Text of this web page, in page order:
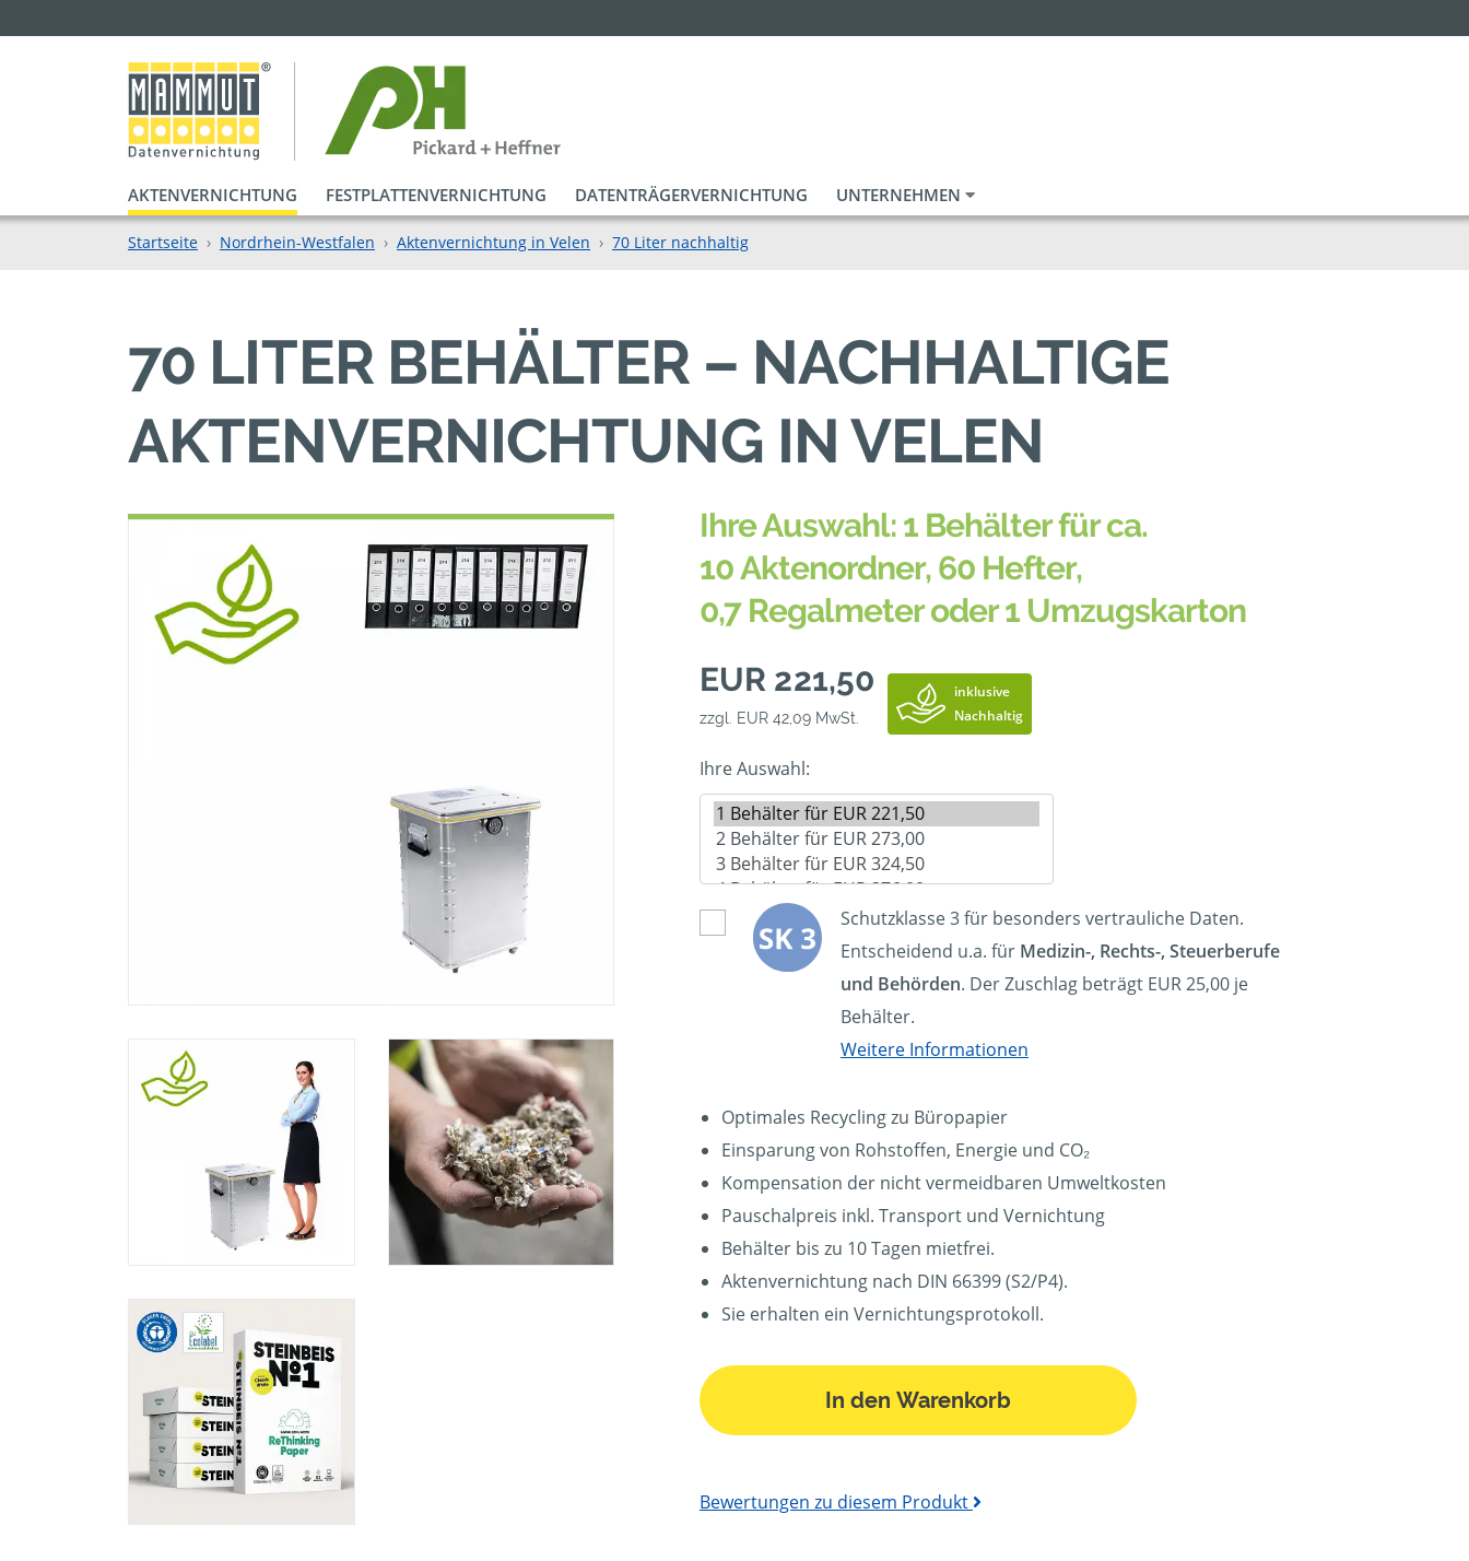
AKTENVERNICHTUNG FESTPLATTENVERNICHTUNG DATENTRÄGERVERNICHTUNG UNTERNEHMEN
Startseite Nordrhein-Westfalen Aktenvernichtung in Velen 70 Liter nachhaltig
70 LITER BEHÄLTER – NACHHALTIGE
AKTENVERNICHTUNG IN VELEN
Ihre Auswahl: 1 Behälter für ca.
10 Aktenordner, 60 Hefter,
0,7 Regalmeter oder 1 Umzugskarton
EUR 221,50
zzgl. EUR 42,09 MwSt.
inklusive
Nachhaltig
Ihre Auswahl:
Schutzklasse 3 für besonders vertrauliche Daten.
Entscheidend u.a. für Medizin-, Rechts-, Steuerberufe
und Behörden. Der Zuschlag beträgt EUR 25,00 je
Behälter.
Weitere Informationen
Optimales Recycling zu Büropapier
Einsparung von Rohstoffen, Energie und CO₂
Kompensation der nicht vermeidbaren Umweltkosten
Pauschalpreis inkl. Transport und Vernichtung
Behälter bis zu 10 Tagen mietfrei.
Aktenvernichtung nach DIN 66399 (S2/P4).
Sie erhalten ein Vernichtungsprotokoll.
In den Warenkorb
Bewertungen zu diesem Produkt